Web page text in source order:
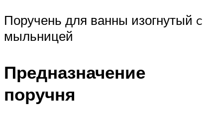
Поручень для ванны изогнутый c
мыльницей
Предназначение
поручня